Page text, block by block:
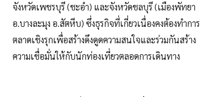
จังหวัดเพชรบุรี (ชะอำ) และจังหวัดชลบุรี (เมืองพัทยา
อ.บางละมุง อ.สัตหีบ) ซึ่งธุรกิจที่เกี่ยวเนื่องคงต้องทำการ
ตลาดเชิงรุกเพื่อสร้างดึงดูดความสนใจและร่วมกันสร้าง
ความเชื่อมั่นให้กับนักท่องเที่ยวตลอดการเดินทาง